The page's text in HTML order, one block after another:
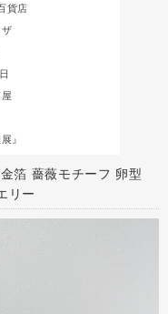
貨店
』
箔 薔薇モチーフ 卵型
リー